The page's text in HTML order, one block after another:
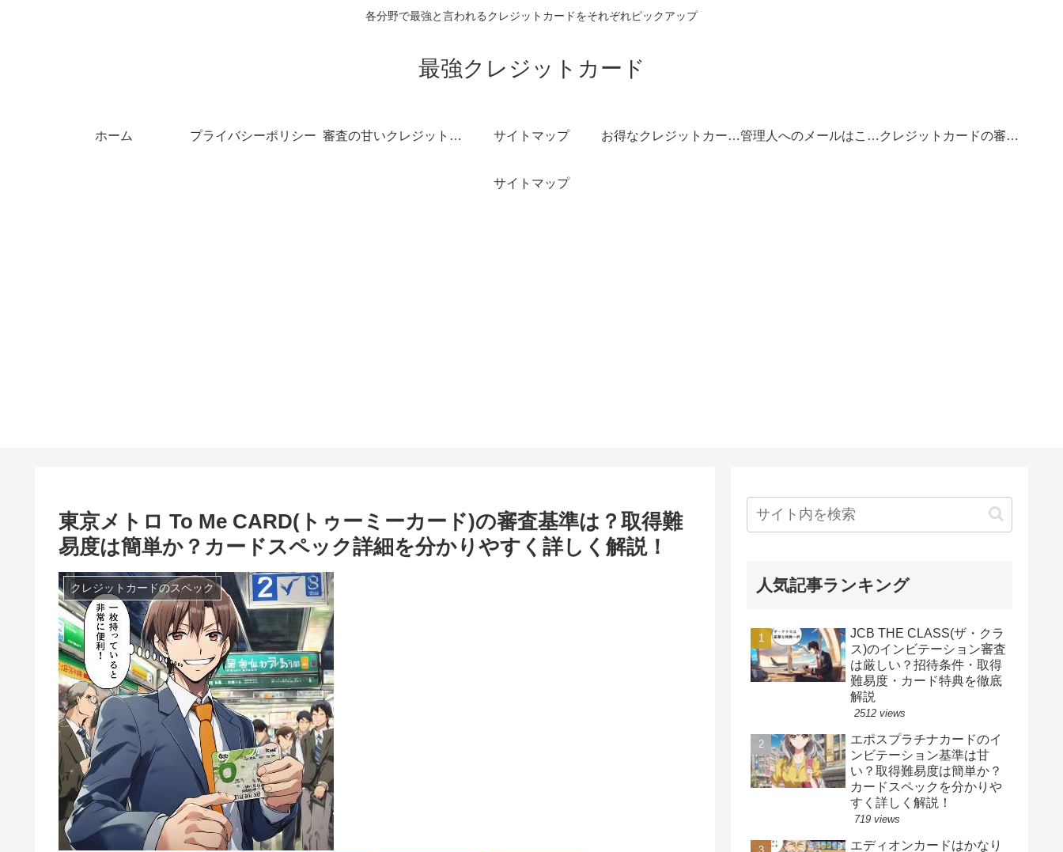
各分野で最強と言われるクレジットカードをそれぞれピックアップ
最強クレジットカード
ホーム プライバシーポリシー 審査の甘いクレジットカード サイトマップ お得なクレジットカードの選び方 管理人へのメールはこちら クレジットカードの審査基準
サイトマップ
東京メトロ To Me CARD(トゥーミーカード)の審査基準は？取得難
易度は簡単か？カードスペック詳細を分かりやすく詳しく解説！
クレジットカードのスペック 人気記事ランキング
JCB THE CLASS(ザ・クラ
ス)のインビテーション審査
は厳しい？招待条件・取得
難易度・カード特典を徹底
解説
2512 views
エポスプラチナカードのイ
ンビテーション基準は甘
い？取得難易度は簡単か？
カードスペックを分かりや
すく詳しく解説！
719 views
エディオンカードはかなり